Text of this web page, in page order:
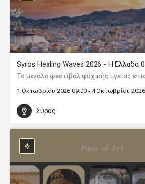
Syros Healing Waves 2026 - Η Ελλάδα
Το μεγάλο φεστιβάλ ψυχικής υγείας
1 Οκτωβρίου 2026 09:00 - 4 Οκτωβρίου
Σύρος